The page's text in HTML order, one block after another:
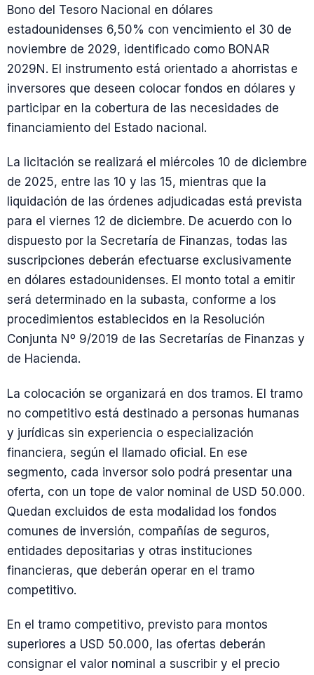
Bono del Tesoro Nacional en dólares
estadounidenses 6,50% con vencimiento el 30 de
noviembre de 2029, identificado como BONAR
2029N. El instrumento está orientado a ahorristas e
inversores que deseen colocar fondos en dólares y
participar en la cobertura de las necesidades de
financiamiento del Estado nacional.
La licitación se realizará el miércoles 10 de diciembre
de 2025, entre las 10 y las 15, mientras que la
liquidación de las órdenes adjudicadas está prevista
para el viernes 12 de diciembre. De acuerdo con lo
dispuesto por la Secretaría de Finanzas, todas las
suscripciones deberán efectuarse exclusivamente
en dólares estadounidenses. El monto total a emitir
será determinado en la subasta, conforme a los
procedimientos establecidos en la Resolución
Conjunta Nº 9/2019 de las Secretarías de Finanzas y
de Hacienda.
La colocación se organizará en dos tramos. El tramo
no competitivo está destinado a personas humanas
y jurídicas sin experiencia o especialización
financiera, según el llamado oficial. En ese
segmento, cada inversor solo podrá presentar una
oferta, con un tope de valor nominal de USD 50.000.
Quedan excluidos de esta modalidad los fondos
comunes de inversión, compañías de seguros,
entidades depositarias y otras instituciones
financieras, que deberán operar en el tramo
competitivo.
En el tramo competitivo, previsto para montos
superiores a USD 50.000, las ofertas deberán
consignar el valor nominal a suscribir y el precio